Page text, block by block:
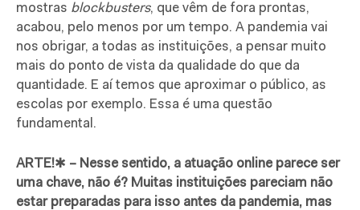
mostras blockbusters, que vêm de fora prontas,
acabou, pelo menos por um tempo. A pandemia vai
nos obrigar, a todas as instituições, a pensar muito
mais do ponto de vista da qualidade do que da
quantidade. E aí temos que aproximar o público, as
escolas por exemplo. Essa é uma questão
fundamental.
ARTE!✱ – Nesse sentido, a atuação online parece ser
uma chave, não é? Muitas instituições pareciam não
estar preparadas para isso antes da pandemia, mas